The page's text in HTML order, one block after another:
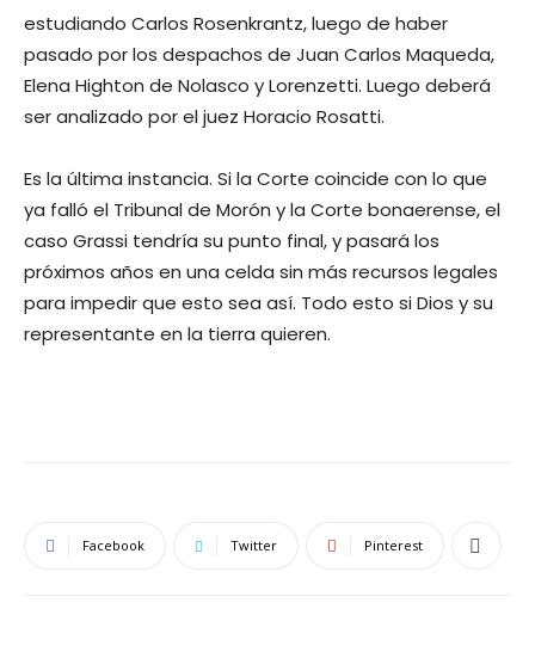
estudiando Carlos Rosenkrantz, luego de haber
pasado por los despachos de Juan Carlos Maqueda,
Elena Highton de Nolasco y Lorenzetti. Luego deberá
ser analizado por el juez Horacio Rosatti.
Es la última instancia. Si la Corte coincide con lo que
ya falló el Tribunal de Morón y la Corte bonaerense, el
caso Grassi tendría su punto final, y pasará los
próximos años en una celda sin más recursos legales
para impedir que esto sea así. Todo esto si Dios y su
representante en la tierra quieren.
Facebook Twitter Pinterest